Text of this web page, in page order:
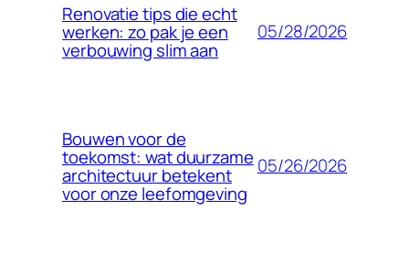
Renovatie tips die echt
werken: zo pak je een
verbouwing slim aan
05/28/2026
Bouwen voor de
toekomst: wat duurzame
architectuur betekent
voor onze leefomgeving
05/26/2026